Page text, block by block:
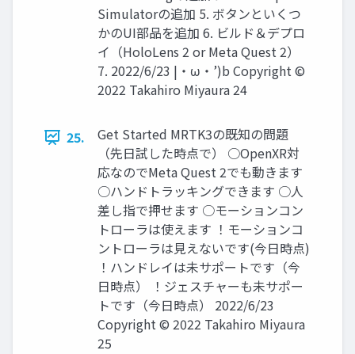
Simulatorの追加 5. ボタンといくつ
かのUI部品を追加 6. ビルド＆デプロ
イ（HoloLens 2 or Meta Quest 2）
7. 2022/6/23 |・ω・’)b Copyright ©
2022 Takahiro Miyaura 24
25.
Get Started MRTK3の既知の問題
（先日試した時点で） ○OpenXR対
応なのでMeta Quest 2でも動きます
○ハンドトラッキングできます ○人
差し指で押せます ○モーションコン
トローラは使えます ！モーションコ
ントローラは見えないです(今日時点)
！ハンドレイは未サポートです（今
日時点） ！ジェスチャーも未サポー
トです（今日時点） 2022/6/23
Copyright © 2022 Takahiro Miyaura
25